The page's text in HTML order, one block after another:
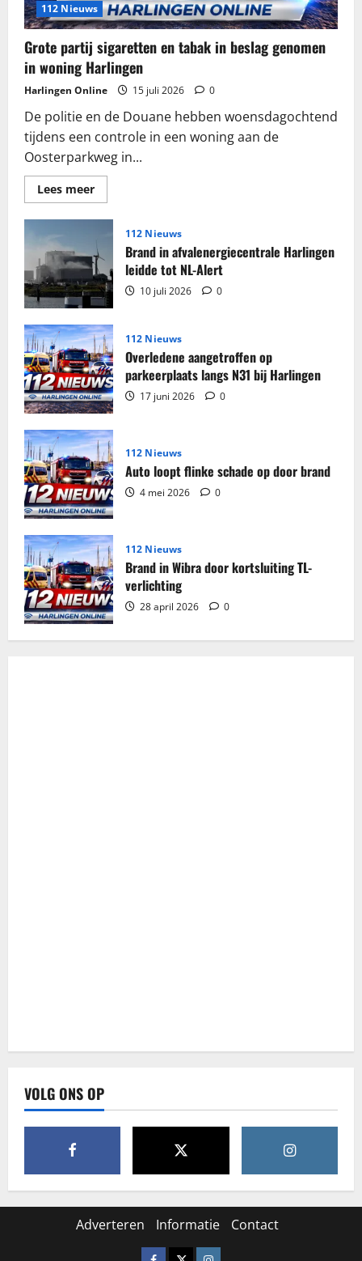
112 Nieuws
Grote partij sigaretten en tabak in beslag genomen
in woning Harlingen
Harlingen Online 15 juli 2026 0
De politie en de Douane hebben woensdagochtend
tijdens een controle in een woning aan de
Oosterparkweg in...
Lees meerLees
meer
Grote
sigaretten
en
tabak
in
beslag
genomen
in
woning
Harlingen
112 Nieuws
Brand in afvalenergiecentrale Harlingen
leidde tot NL-Alert
10 juli 2026 0
112 Nieuws
Overledene aangetroffen op
parkeerplaats langs N31 bij Harlingen
17 juni 2026 0
112 Nieuws
Auto loopt flinke schade op door brand
4 mei 2026 0
112 Nieuws
Brand in Wibra door kortsluiting TL-
verlichting
28 april 2026 0
VOLG ONS OP
Adverteren Informatie Contact
Facebook
X Instagram